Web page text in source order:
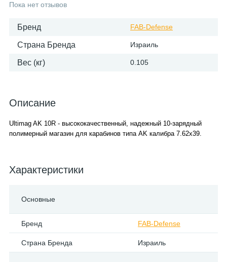
Пока нет отзывов
Бренд FAB-Defense
Страна Бренда Израиль
Вес (кг) 0.105
Описание
Ultimag AK 10R - высококачественный, надежный 10-зарядный
полимерный магазин для карабинов типа AK калибра 7.62x39.
Характеристики
Основные
Бренд FAB-Defense
Страна Бренда Израиль